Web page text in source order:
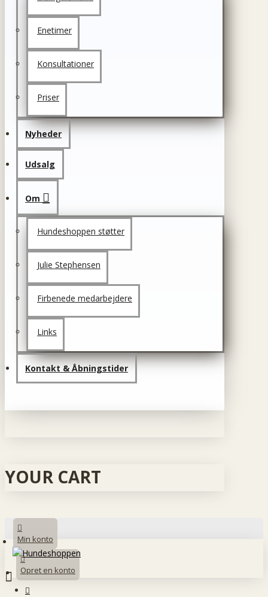
Enetimer
Konsultationer
Priser
Nyheder
Udsalg
Om
Hundeshoppen støtter
Julie Stephensen
Firbenede medarbejdere
Links
Kontakt & Åbningstider
YOUR CART
Min konto
Opret en konto